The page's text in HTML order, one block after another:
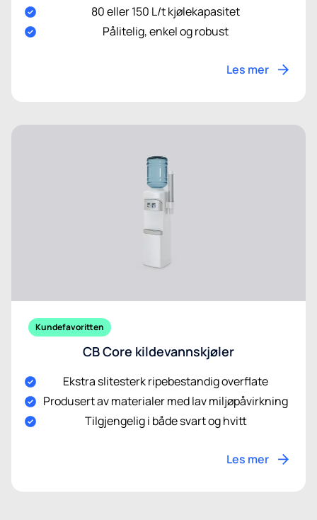
80 eller 150 L/t kjølekapasitet
Pålitelig, enkel og robust
Les mer
Kundefavoritten
CB Core kildevannskjøler
Ekstra slitesterk ripebestandig overflate
Produsert av materialer med lav miljøpåvirkning
Tilgjengelig i både svart og hvitt
Les mer